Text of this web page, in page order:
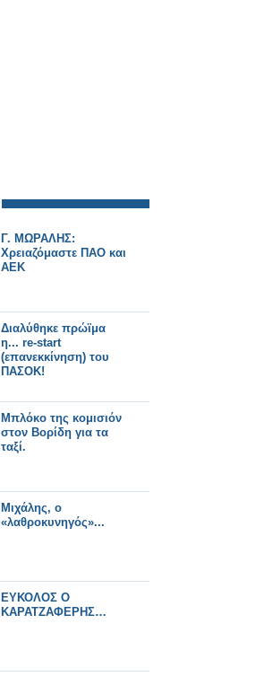
Γ. ΜΩΡΑΛΗΣ:
Χρειαζόμαστε ΠΑΟ και
ΑΕΚ
Διαλύθηκε πρώϊμα
η... re-start
(επανεκκίνηση) του
ΠΑΣΟΚ!
Μπλόκο της κομισιόν
στον Βορίδη για τα
ταξί.
Μιχάλης, ο
«λαθροκυνηγός»...
ΕΥΚΟΛΟΣ Ο
ΚΑΡΑΤΖΑΦΕΡΗΣ…